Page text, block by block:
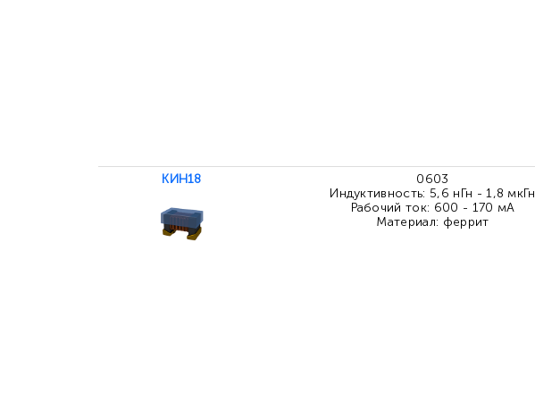
КИН18
0603
Индуктивность: 5,6 нГн - 1,8 мкГн
Рабочий ток: 600 - 170 мА
Материал: феррит